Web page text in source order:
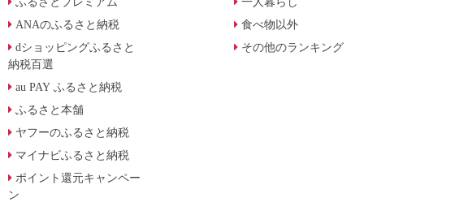
ANAのふるさと納税
dショッピングふるさと
納税百選
au PAY ふるさと納税
ふるさと本舗
ヤフーのふるさと納税
マイナビふるさと納税
ポイント還元キャンペー
ン
食べ物以外
その他のランキング